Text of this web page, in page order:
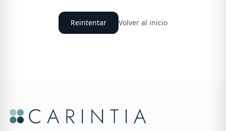
Reintentar Volver al inicio